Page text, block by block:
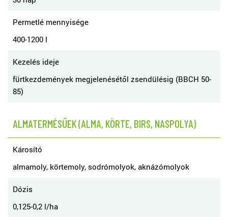
Permetlé mennyisége
400-1200 l
Kezelés ideje
fürtkezdemények megjelenésétől zsendülésig (BBCH 50-
85)
ALMATERMÉSŰEK (ALMA, KÖRTE, BIRS, NASPOLYA)
Károsító
almamoly, körtemoly, sodrómolyok, aknázómolyok
Dózis
0,125-0,2 l/ha